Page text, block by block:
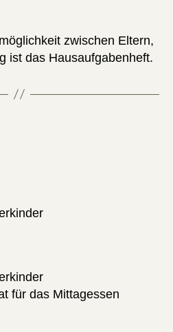
zwischen Eltern,
ist das Hausaufgabenheft.
für das Mittagessen